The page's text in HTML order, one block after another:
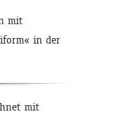
mit
in der
mit